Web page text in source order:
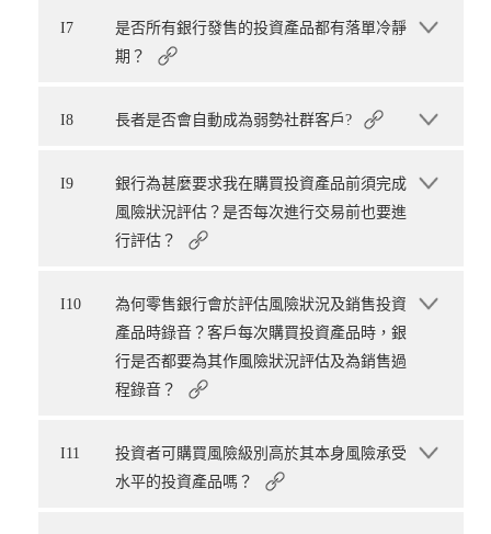
I7
是否所有銀行發售的投資產品都有落單冷靜
期？
I8 長者是否會自動成為弱勢社群客戶?
I9
銀行為甚麼要求我在購買投資產品前須完成
風險狀況評估？是否每次進行交易前也要進
行評估？
I10
為何零售銀行會於評估風險狀況及銷售投資
產品時錄音？客戶每次購買投資產品時，銀
行是否都要為其作風險狀況評估及為銷售過
程錄音？
I11
投資者可購買風險級別高於其本身風險承受
水平的投資產品嗎？